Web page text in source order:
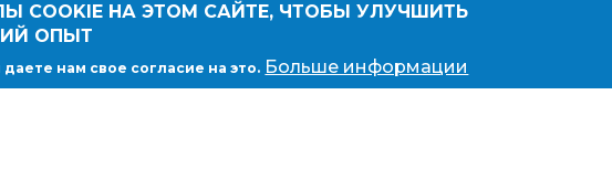
COOKIE НА ЭТОМ САЙТЕ, ЧТОБЫ УЛУЧШИТЬ
ОПЫТ
нам свое согласие на это. Больше информации